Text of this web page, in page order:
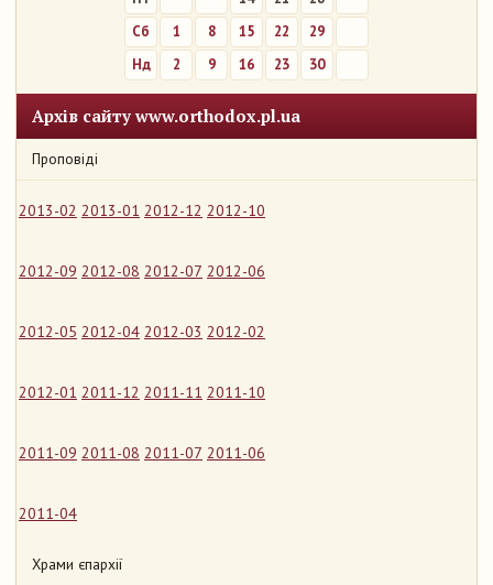
Сб
1 8 15 22
29
Нд
2 9 16 23 30
Архів сайту www.orthodox.pl.ua
Проповіді
2013-02 2013-01 2012-12 2012-10
2012-09 2012-08 2012-07 2012-06
2012-05 2012-04 2012-03 2012-02
2012-01 2011-12 2011-11 2011-10
2011-09 2011-08 2011-07 2011-06
2011-04
Храми єпархії